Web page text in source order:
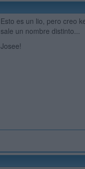
Esto es un lio, pero creo
sale un nombre distinto...
Josee!